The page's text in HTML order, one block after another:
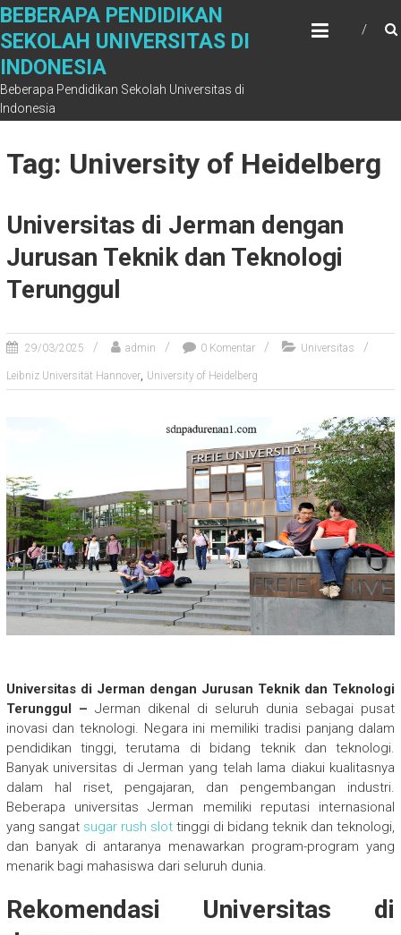
Skip
content
BEBERAPA PENDIDIKAN
SEKOLAH UNIVERSITAS DI
INDONESIA
Beberapa Pendidikan Sekolah Universitas di
Indonesia
Tag: University of Heidelberg
Universitas di Jerman dengan
Jurusan Teknik dan Teknologi
Terunggul
29/03/2025 admin 0 Komentar Universitas
Leibniz Universität Hannover, University of Heidelberg
Universitas di Jerman dengan Jurusan Teknik dan Teknologi
Terunggul – Jerman dikenal di seluruh dunia sebagai pusat
inovasi dan teknologi. Negara ini memiliki tradisi panjang dalam
pendidikan tinggi, terutama di bidang teknik dan teknologi.
Banyak universitas di Jerman yang telah lama diakui kualitasnya
dalam hal riset, pengajaran, dan pengembangan industri.
Beberapa universitas Jerman memiliki reputasi internasional
yang sangat sugar rush slottinggi di bidang teknik dan teknologi,
dan banyak di antaranya menawarkan program-program yang
menarik bagi mahasiswa dari seluruh dunia.
Rekomendasi Universitas di